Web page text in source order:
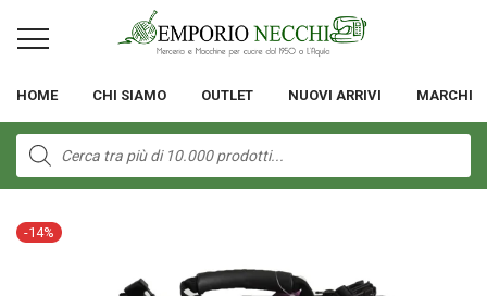
HOME CHI SIAMO OUTLET NUOVI ARRIVI MARCHI
Products
search
-14%